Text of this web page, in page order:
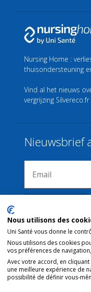
Nous utilisons des
Uni Santé vous donne le
Nous utilisons des cookies
vos préférences de
Avec votre accord, en
une meilleure expérience de
possibilité de définir vous-
Nursing Home :
thuisondersteuning
Vind al het nieuws
vergrijzing Silvereco.fr
Nieuwsbrief
Juridische